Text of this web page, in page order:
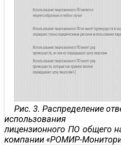
Рис. 3. Распределение
использования
лицензионного ПО общего
компании «РОМИР-